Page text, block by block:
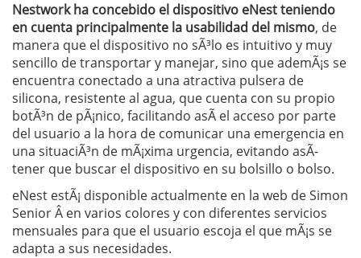
Nestwork ha concebido el dispositivo eNest teniendo
en cuenta principalmente la usabilidad del mismo, de
manera que el dispositivo no sÃ³lo es intuitivo y muy
sencillo de transportar y manejar, sino que ademÃ¡s se
encuentra conectado a una atractiva pulsera de
silicona, resistente al agua, que cuenta con su propio
botÃ³n de pÃ¡nico, facilitando asÃ­ el acceso por parte
del usuario a la hora de comunicar una emergencia en
una situaciÃ³n de mÃ¡xima urgencia, evitando asÃ­
tener que buscar el dispositivo en su bolsillo o bolso.
eNest estÃ¡ disponible actualmente en la web de Simon
Senior Â en varios colores y con diferentes servicios
mensuales para que el usuario escoja el que mÃ¡s se
adapta a sus necesidades.